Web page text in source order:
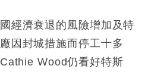
再出手 斥4億美元押注未上市公
經濟衰退的風險增加及特
因封城措施而停工十多
Wood仍看好特斯